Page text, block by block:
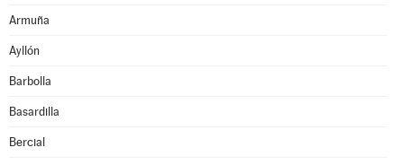
Armuña
Ayllón
Barbolla
Basardilla
Bercial